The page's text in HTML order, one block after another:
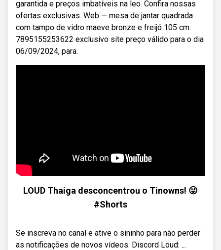
garantida e preços imbatíveis na leo. Confira nossas
ofertas exclusivas. Web — mesa de jantar quadrada
com tampo de vidro maeve bronze e freijó 105 cm.
7895155253622 exclusivo site preço válido para o dia
06/09/2024, para.
LOUD Thaiga desconcentrou o Tinowns! 😜
#Shorts
Se inscreva no canal e ative o sininho para não perder
as notificações de novos vídeos. Discord Loud: ...